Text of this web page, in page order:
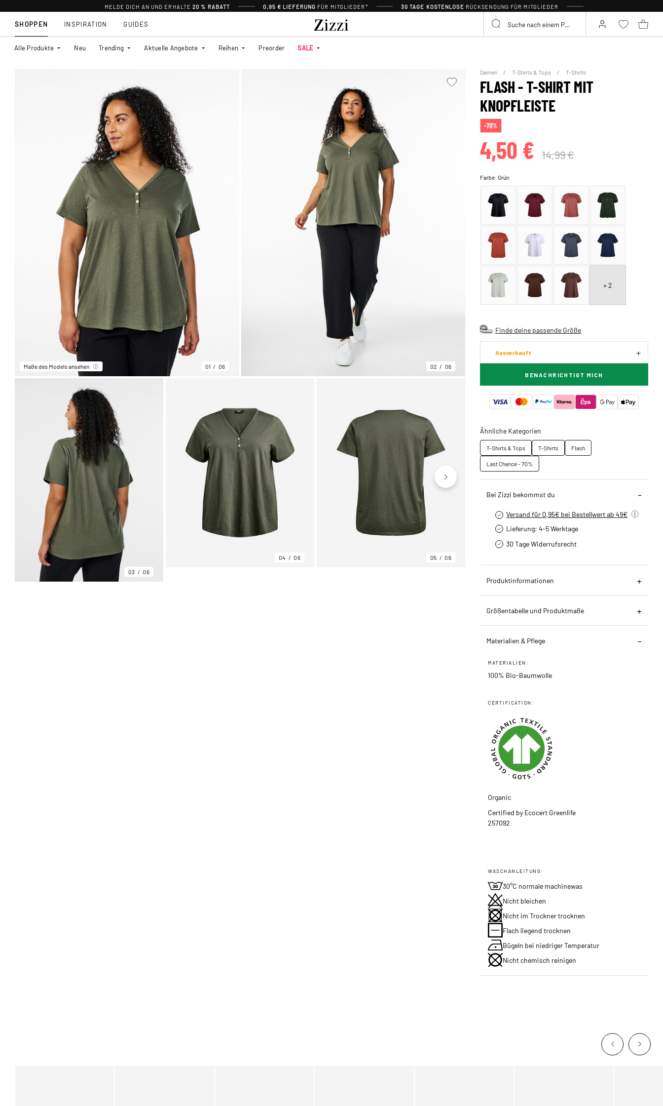
MELDE DICH AN UND ERHALTE20 % RABATT 0,95 € LIEFERUNG FÜR MITGLIEDER* 30 TAGE KOSTENLOSE RÜCKSENDUNG FÜR MITGLIEDER
SHOPPEN
Alle Produkte Neu Trending Aktuelle Angebote Reihen Preorder SALE
INSPIRATION GUIDES
Maße des Models ansehen 01 06 02 06
03 06
04 06 05 06
Damen T-Shirts & Tops T-Shirts
FLASH - T-SHIRT MIT
KNOPFLEISTE
-70%
4,50 € 14,99 €
Farbe:Grün
+ 2
Finde deine passende Größe
Ausverkauft
BENACHRICHTIGT MICH
Ähnliche Kategorien
T-Shirts & Tops T-Shirts
Flash
Last Chance - 70%
Bei Zizzi bekommst du
Versand für 0,95€ bei Bestellwert ab 49€
Lieferung: 4-5 Werktage
30 Tage Widerrufsrecht
Produktinformationen
Größentabelle und Produktmaße
Materialien & Pflege
MATERIALIEN:
100% Bio-Baumwolle
CERTIFICATION:
Organic
Certified by Ecocert Greenlife
257092
WASCHANLEITUNG:
30°C normale machinewas
Nicht bleichen
Nicht im Trockner trocknen
Flach liegend trocknen
Bügeln bei niedriger Temperatur
Nicht chemisch reinigen